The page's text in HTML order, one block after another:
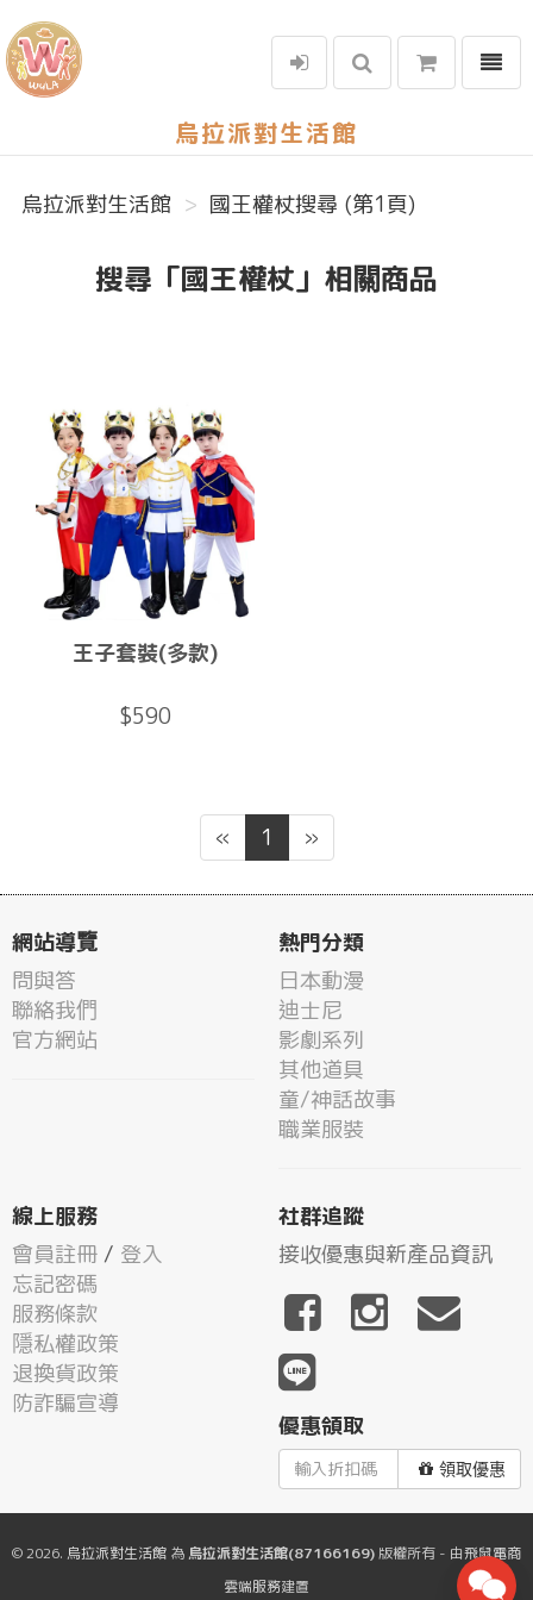
烏拉派對生活館
選單
烏拉派對生活館 國王權杖搜尋 (第1頁)
搜尋「國王權杖」相關商品
王子套裝(多款)
$590
« 1 »
網站導覽
問與答
聯絡我們
官方網站
熱門分類
日本動漫
迪士尼
影劇系列
其他道具
童/神話故事
職業服裝
線上服務
會員註冊 / 登入
忘記密碼
服務條款
隱私權政策
退換貨政策
防詐騙宣導
社群追蹤
接收優惠與新產品資訊
優惠領取
領取優惠
© 2026. 烏拉派對生活館 為 烏拉派對生活館(87166169)版權所有 - 由飛鼠電商
雲端服務建置